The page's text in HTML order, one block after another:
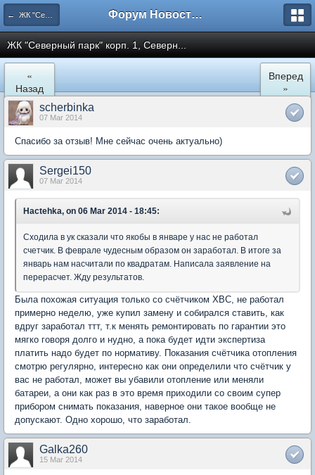
← ЖК "Северный Парк" Форум Новостройки
ЖК "Северный парк" корп. 1, Северн...
«
Назад
Вперед
»
scherbinka
07 Mar 2014
Спасибо за отзыв! Мне сейчас очень актуально)
Sergei150
07 Mar 2014
Hactehka, on 06 Mar 2014 - 18:45:
Сходила в ук сказали что якобы в январе у нас не работал
счетчик. В феврале чудесным образом он заработал. В итоге за
январь нам насчитали по квадратам. Написала заявление на
перерасчет. Жду результатов.
Была похожая ситуация только со счётчиком ХВС, не работал
примерно неделю, уже купил замену и собирался ставить, как
вдруг заработал ттт, т.к менять ремонтировать по гарантии это
мягко говоря долго и нудно, а пока будет идти экспертиза
платить надо будет по нормативу. Показания счётчика отопления
смотрю регулярно, интересно как они определили что счётчик у
вас не работал, может вы убавили отопление или меняли
батареи, а они как раз в это время приходили со своим супер
прибором снимать показания, наверное они такое вообще не
допускают. Одно хорошо, что заработал.
Galka260
15 Mar 2014